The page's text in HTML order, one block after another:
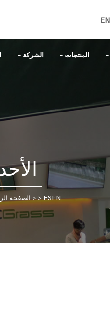
EN
الشركة المنتجات
الصفحة> >ESPN